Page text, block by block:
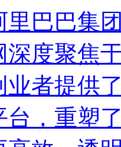
里巴巴集
深度聚焦
业者提供
台，重塑